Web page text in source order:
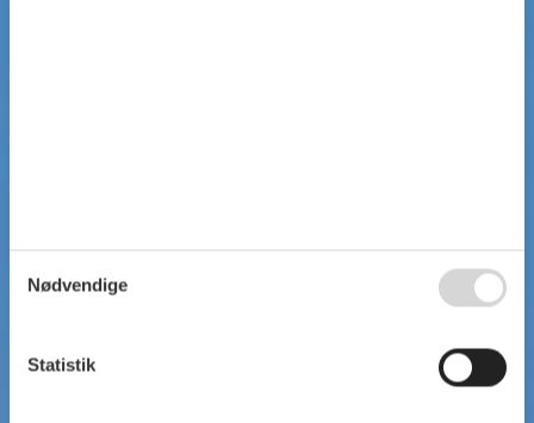
Nødvendige
Statistik